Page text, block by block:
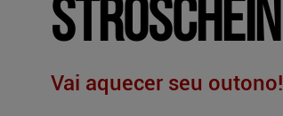
STROSCHEIN
Vai aquecer seu outono!